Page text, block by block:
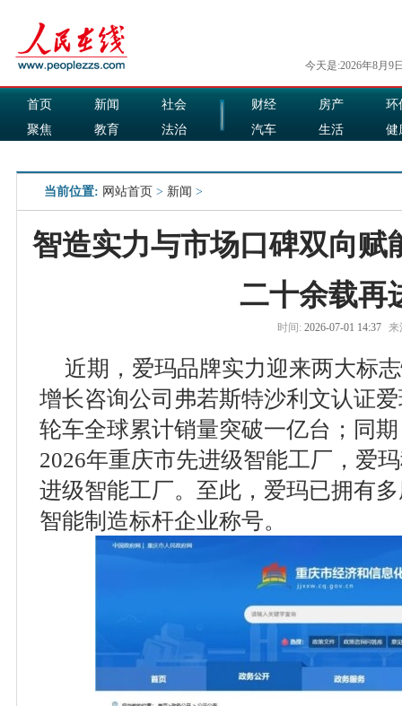
今天是:2026年8月9
首页 新闻
社会
聚焦
教育
法治
财经 房产
环
汽车
生活
健
当前位置: 网站首页 > 新闻 >
智造实力与市场口碑双向赋
二十余载再
时间: 2026-07-01 14:37 来
近期，爱玛品牌实力迎来两大标
增长咨询公司弗若斯特沙利文认证
轮车全球累计销量突破一亿台；同
2026年重庆市先进级智能工厂，爱
进级智能工厂。至此，爱玛已拥有
智能制造标杆企业称号。